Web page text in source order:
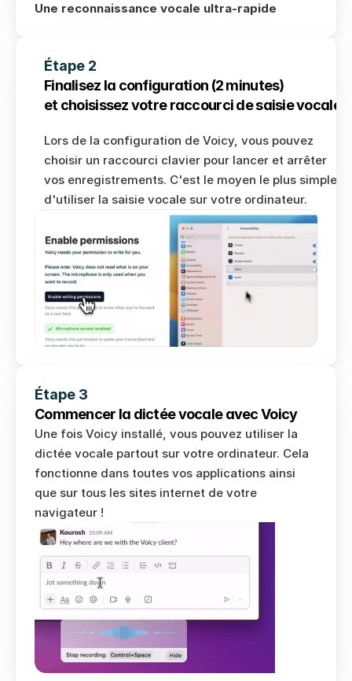
Une reconnaissance vocale ultra-rapide
Étape 2
Finalisez la configuration (2 minutes)
et choisissez votre raccourci de saisie vocale.
Lors de la configuration de Voicy, vous pouvez
choisir un raccourci clavier pour lancer et arrêter
vos enregistrements. C'est le moyen le plus simple
d'utiliser la saisie vocale sur votre ordinateur.
Étape 3
Commencer la dictée vocale avec Voicy
Une fois Voicy installé, vous pouvez utiliser la
dictée vocale partout sur votre ordinateur. Cela
fonctionne dans toutes vos applications ainsi
que sur tous les sites internet de votre
navigateur !